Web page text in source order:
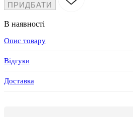
ПРИДБАТИ
В наявності
Опис товару
Відгуки
Доставка